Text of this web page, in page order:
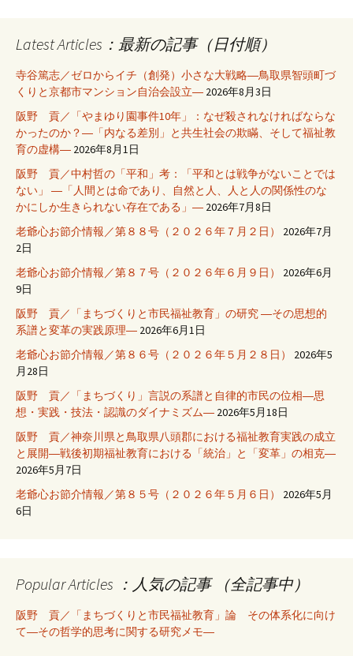
Latest Articles：最新の記事（日付順）
寺谷篤志／ゼロからイチ（創発）小さな大戦略―鳥取県智頭町づ
くりと京都市マンション自治会設立― 2026年8月3日
阪野 貢／「やまゆり園事件10年」：なぜ殺されなければならな
かったのか？―「内なる差別」と共生社会の欺瞞、そして福祉教
育の虚構― 2026年8月1日
阪野 貢／中村哲の「平和」考：「平和とは戦争がないことでは
ない」 ―「人間とは命であり、自然と人、人と人の関係性のな
かにしか生きられない存在である」― 2026年7月8日
老爺心お節介情報／第８８号（２０２６年７月２日）
2026年7月
2日
老爺心お節介情報／第８７号（２０２６年６月９日）
2026年6月
9日
阪野 貢／「まちづくりと市民福祉教育」の研究 ―その思想的
系譜と変革の実践原理― 2026年6月1日
老爺心お節介情報／第８６号（２０２６年５月２８日）
2026年5
月28日
阪野 貢／「まちづくり」言説の系譜と自律的市民の位相―思
想・実践・技法・認識のダイナミズム― 2026年5月18日
阪野 貢／神奈川県と鳥取県八頭郡における福祉教育実践の成立
と展開―戦後初期福祉教育における「統治」と「変革」の相克―
2026年5月7日
老爺心お節介情報／第８５号（２０２６年５月６日）
2026年5月
6日
Popular Articles ：人気の記事 （全記事中）
阪野 貢／「まちづくりと市民福祉教育」論 その体系化に向け
て―その哲学的思考に関する研究メモ―